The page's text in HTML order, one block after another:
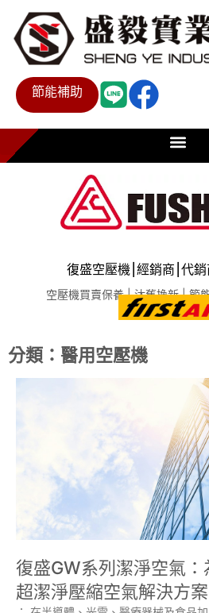
節能補助
復盛空壓機⎮經銷商⎮代
空壓機買賣保養 | 汰舊換新 | 節
分類：醫用空壓機
復盛GW系列潔淨空氣
超潔淨壓縮空氣解決方案